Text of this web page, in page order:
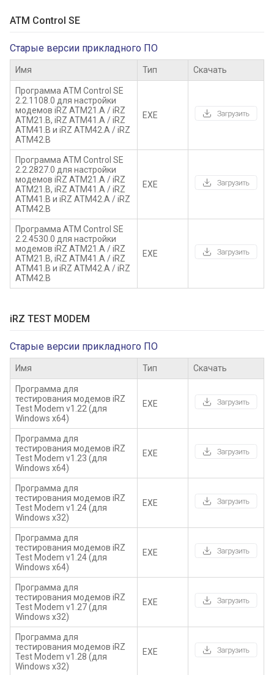
ATM Control SE
Старые версии прикладного ПО
Имя Тип Скачать
Программа ATM Control SE
2.2.1108.0 для настройки
модемов iRZ ATM21.А / iRZ
ATM21.B, iRZ ATM41.А / iRZ
ATM41.B и iRZ ATM42.А / iRZ
ATM42.B
EXE
Программа ATM Control SE
2.2.2827.0 для настройки
модемов iRZ ATM21.А / iRZ
ATM21.B, iRZ ATM41.А / iRZ
ATM41.B и iRZ ATM42.А / iRZ
ATM42.B
EXE
Программа ATM Control SE
2.2.4530.0 для настройки
модемов iRZ ATM21.А / iRZ
ATM21.B, iRZ ATM41.А / iRZ
ATM41.B и iRZ ATM42.А / iRZ
ATM42.B
EXE
iRZ TEST MODEM
Старые версии прикладного ПО
Имя Тип Скачать
Программа для
тестирования модемов iRZ
Test Modem v1.22 (для
Windows x64)
EXE
Программа для
тестирования модемов iRZ
Test Modem v1.23 (для
Windows x64)
EXE
Программа для
тестирования модемов iRZ
Test Modem v1.24 (для
Windows x32)
EXE
Программа для
тестирования модемов iRZ
Test Modem v1.24 (для
Windows x64)
EXE
Программа для
тестирования модемов iRZ
Test Modem v1.27 (для
Windows x32)
EXE
Программа для
тестирования модемов iRZ
Test Modem v1.28 (для
Windows x32)
EXE